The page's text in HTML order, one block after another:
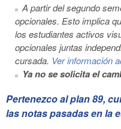
A partir del segundo
opcionales. Esto implica
los estudiantes activos
opcionales juntas
cursada. Ver información
Ya no se solicita el
Pertenezco al plan 89,
las notas pasadas en la